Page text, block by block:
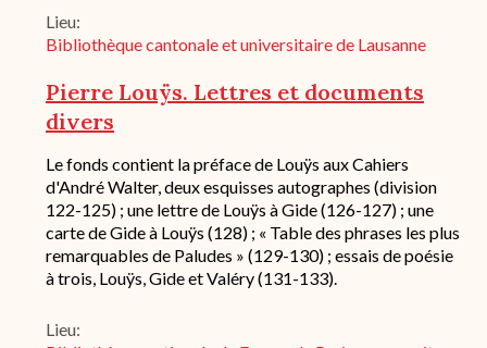
Lieu
Bibliothèque cantonale et universitaire de Lausanne
Pierre Louÿs. Lettres et documents
divers
Description
succincte
du
fond
/
historique
de
Le fonds contient la préface de Louÿs aux Cahiers
d'André Walter, deux esquisses autographes (division
122-125) ; une lettre de Louÿs à Gide (126-127) ; une
carte de Gide à Louÿs (128) ; « Table des phrases les plus
remarquables de Paludes » (129-130) ; essais de poésie
à trois, Louÿs, Gide et Valéry (131-133).
Lieu